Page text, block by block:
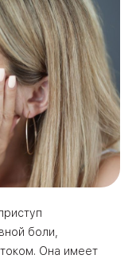
боли,
Она имеет